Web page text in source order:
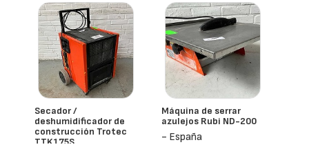
Secador /
deshumidificador de
construcción Trotec
TTK175S
Máquina de serrar
azulejos Rubi ND-200
- España